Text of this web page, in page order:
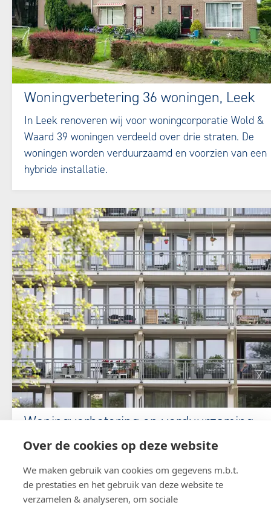
Over de cookies op deze website
We maken gebruik van cookies om gegevens m.b.t.
de prestaties en het gebruik van deze website te
verzamelen & analyseren, om sociale
Woningverbetering 36 woningen, Leek
In Leek renoveren wij voor woningcorporatie Wold &
Waard 39 woningen verdeeld over drie straten. De
woningen worden verduurzaamd en voorzien van een
hybride installatie.
Woningverbetering en verduurzaming
60 woningen Birdplein, Leeuwarden
en verduurzamen wij 60 woningen aan het Birdplein in
Leeuwarden.